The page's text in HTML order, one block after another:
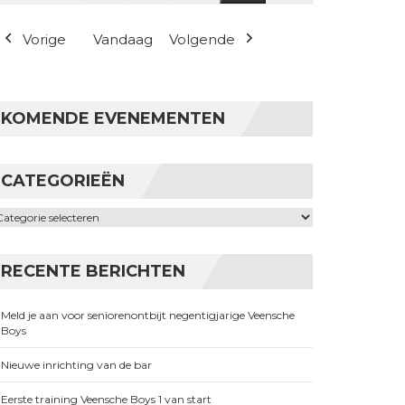
Vorige Vandaag Volgende
KOMENDE EVENEMENTEN
CATEGORIEËN
RECENTE BERICHTEN
Meld je aan voor seniorenontbijt negentigjarige Veensche
Boys
Nieuwe inrichting van de bar
Eerste training Veensche Boys 1 van start